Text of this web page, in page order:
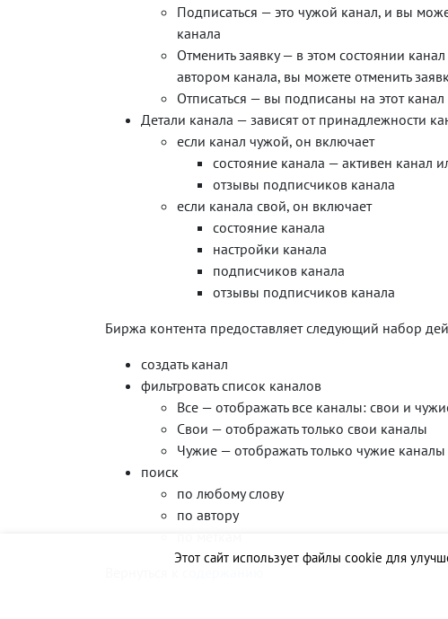
Подписаться — это чужой канал, и вы
канала
Отменить заявку — в этом состоянии
автором канала, вы можете отменить
Отписаться — вы подписаны на этот
Детали канала — зависят от принадлежности
если канал чужой, он включает
состояние канала — активен канал
отзывы подписчиков канала
если канала свой, он включает
состояние канала
настройки канала
подписчиков канала
отзывы подписчиков канала
Биржа контента предоставляет следующий набор
создать канал
фильтровать список каналов
Все — отображать все каналы: свои и
Свои — отображать только свои каналы
Чужие — отображать только чужие каналы
поиск
по любому слову
по автору
Этот сайт использует файлы cookie для